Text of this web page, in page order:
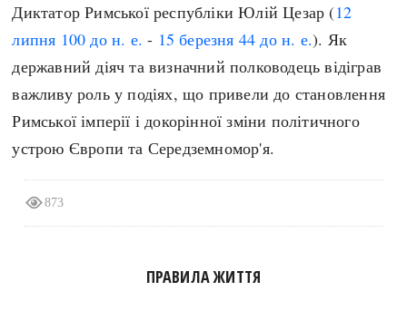
ПРАВИЛА ЖИТТЯ
ВИ (НЕ) ЗНАЛИ
КАРТИ
НОТА БЕНЕ
ФОТОІСТОРІЇ
ІНФОГРАФІКА
ПРЯМА МОВА
МОЯ ІСТОРІЯ
Рубрики
Українська революція
Диктатор Римської республіки Юлій Цезар (12
липня 100 до н. е. - 15 березня 44 до н. е.). Як
державний діяч та визначний полководець відіграв
важливу роль у подіях, що привели до становлення
Римської імперії і докорінної зміни політичного
устрою Європи та Середземномор'я.
873
ПРАВИЛА ЖИТТЯ